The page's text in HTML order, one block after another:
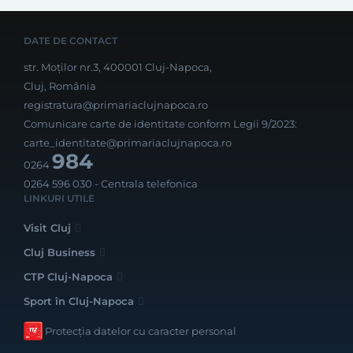
DATE DE CONTACT
str. Moților nr.3, 400001 Cluj-Napoca,
Cluj, România
registratura@primariaclujnapoca.ro
Comunicare carte de identitate conform Legii 9/2023:
carte_identitate@primariaclujnapoca.ro
0264984
0264 596 030 - Centrala telefonica
LINKURI UTILE
Visit Cluj
Cluj Business
CTP Cluj-Napoca
Sport în Cluj-Napoca
Protecția datelor cu caracter personal